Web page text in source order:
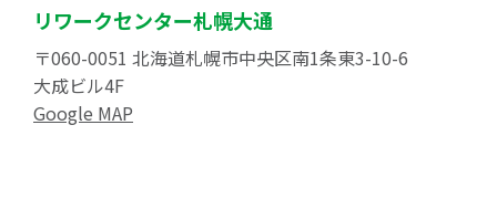
リワークセンター札幌大通
〒060-0051 北海道札幌市中央区南1条東3-10-6
大成ビル4F
Google MAP